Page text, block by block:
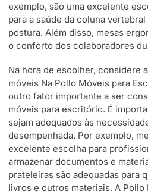
exemplo, são uma excelente
para a saúde da coluna
postura. Além disso, mesas
o conforto dos colaboradores
Na hora de escolher, considere
móveis Na Pollo Móveis para
outro fator importante a ser
móveis para escritório. É
sejam adequados às
desempenhada. Por exemplo,
excelente escolha para
armazenar documentos e
prateleiras são adequadas para
livros e outros materiais. A